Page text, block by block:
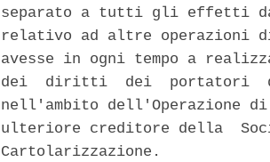
separato a tutti gli effetti
relativo ad altre operazioni
avesse in ogni tempo a
dei  diritti  dei  portatori
nell'ambito dell'Operazione
ulteriore creditore della
Cartolarizzazione.